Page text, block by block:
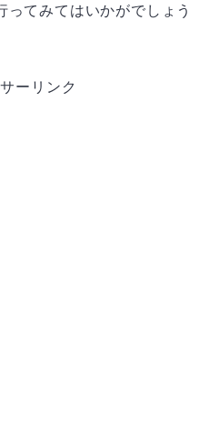
てみてはいかがでしょう
ーリンク